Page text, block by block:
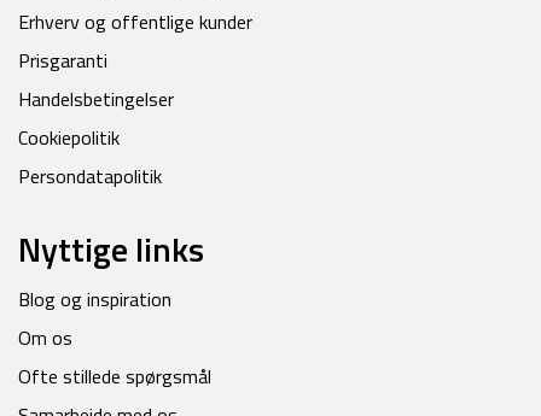
Erhverv og offentlige kunder
Prisgaranti
Handelsbetingelser
Cookiepolitik
Persondatapolitik
Nyttige links
Blog og inspiration
Om os
Ofte stillede spørgsmål